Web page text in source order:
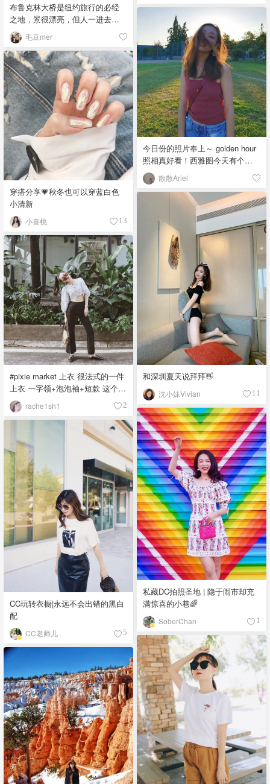
布鲁克林大桥是纽约旅行的必经
之地，景很漂亮，但人一进去就
不太容易拍好看。（拍了上百张
照片后的心得） 我建议大家不妨
大胆一点，直接坐到栏杆上，看
起来既潇洒又能把背后的建筑框
进来，画面更丰富。当然，要注
意安全。 同时，后期记得把照片
明度调低，选择冷色系滤镜会更
凸显质感。「该晒货来自@毛豆
mer-北美省钱快报，版权归原作者
所有」
毛豆mer
今日份的照片奉上～ golden hour
照相真好看！西雅图今天有个海
鲜节……但是呢什么都没有，就
有几辆餐车，排了二十米长的队
伍…就回家煮了碗面 没啥内容哈
哈，就是周五了，吃完了面，看
了集电视剧，窝在沙发上发个晒
后阳光穿进来的感觉！ 上衣马爸
爸家买的 短裤zara 拖鞋madewell
包包Marni「该晒货来自@散散
Ariel-北美省钱快报，版权归原作
者所有」
散散Ariel
穿搭分享💗秋冬也可以穿蓝白色
小清新
小喜桃 13
和深圳夏天说拜拜👋
沈小妹Vivian 11
#pixie market 上衣 很法式的一件
上衣 一字领+泡泡袖+短款 这个
polka dots上衣简直想买一件送给
Aimee Song 非常适合她了 #Bally
Janelle Bally最最经典的款式 黑
色金扣 真的很百搭！！ 什么风格
都能轻松驾驭 #Loewe gate bag
真的好好看啊 可能是本年度最喜
欢的包了 对Loewe实名表白 对
Jonathan Anderson实名表白 前途
无量！「该晒货来自@rache1sh1-
北美省钱快报，版权归原作者所
有」
rache1sh1 2
私藏DC拍照圣地 | 隐于闹市却充
满惊喜的小巷🌈
SoberChan 1
CC玩转衣橱|永远不会出错的黑白
配
CC老师儿 5